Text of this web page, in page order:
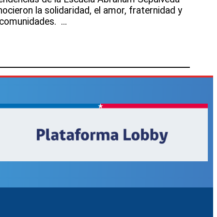
la solidaridad, el amor, fraternidad y
…